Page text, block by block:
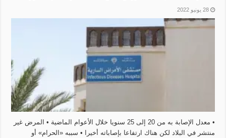
28 يونيو 2022
• معدل الإصابة به من 20 إلى 25 سنويا خلال الأعوام الماضية • المرض غير
منتشر في البلاد لكن هناك ارتفاعا بإصاباته أخيرا • سببه «الحرام» أو